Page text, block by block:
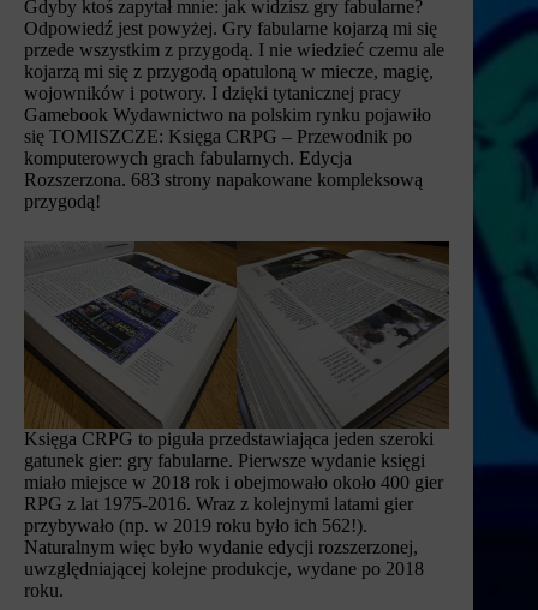
Gdyby ktoś zapytał mnie: jak widzisz gry fabularne?
Odpowiedź jest powyżej. Gry fabularne kojarzą mi się
przede wszystkim z przygodą. I nie wiedzieć czemu ale
kojarzą mi się z przygodą opatuloną w miecze, magię,
wojowników i potwory. I dzięki tytanicznej pracy
Gamebook Wydawnictwo na polskim rynku pojawiło
się TOMISZCZE: Księga CRPG – Przewodnik po
komputerowych grach fabularnych. Edycja
Rozszerzona. 683 strony napakowane kompleksową
przygodą!
Księga CRPG to piguła przedstawiająca jeden szeroki
gatunek gier: gry fabularne. Pierwsze wydanie księgi
miało miejsce w 2018 rok i obejmowało około 400 gier
RPG z lat 1975-2016. Wraz z kolejnymi latami gier
przybywało (np. w 2019 roku było ich 562!).
Naturalnym więc było wydanie edycji rozszerzonej,
uwzględniającej kolejne produkcje, wydane po 2018
roku.